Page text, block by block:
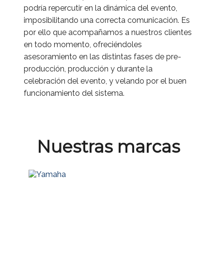
podría repercutir en la dinámica del evento,
imposibilitando una correcta comunicación. Es
por ello que acompañamos a nuestros clientes
en todo momento, ofreciéndoles
asesoramiento en las distintas fases de pre-
producción, producción y durante la
celebración del evento, y velando por el buen
funcionamiento del sistema.
Nuestras marcas